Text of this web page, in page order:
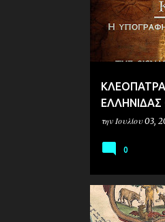
ς
την Ιουλίου 03,
0
ΜΑΚΕΔΟΝΙΑ